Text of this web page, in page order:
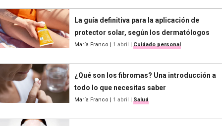
La guía definitiva para la aplicación de
protector solar, según los dermatólogos
María Franco 1 abril Cuidado personal
¿Qué son los fibromas? Una introducción a
todo lo que necesitas saber
María Franco 1 abril Salud